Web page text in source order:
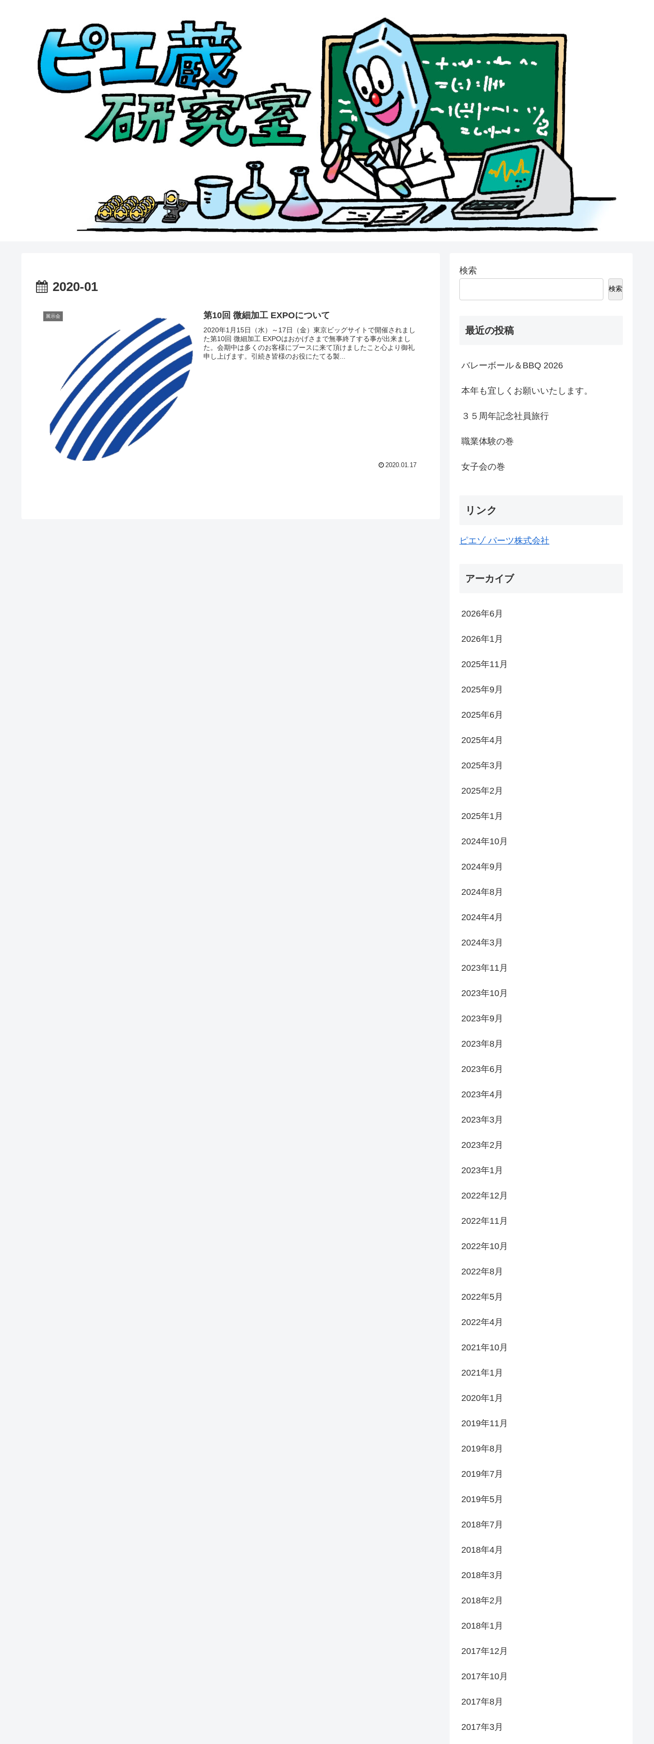
2020-01
展示会 第10回 微細加工 EXPOについて
2020年1月15日（水）～17日（金）東京ビッグサイトで開催されまし
た第10回 微細加工 EXPOはおかげさまで無事終了する事が出来まし
た。会期中は多くのお客様にブースに来て頂けましたこと心より御礼
申し上げます。引続き皆様のお役にたてる製...
2020.01.17
検索
検索
最近の投稿
バレーボール＆BBQ 2026
本年も宜しくお願いいたします。
３５周年記念社員旅行
職業体験の巻
女子会の巻
リンク
ピエゾ パーツ株式会社
アーカイブ
2026年6月
2026年1月
2025年11月
2025年9月
2025年6月
2025年4月
2025年3月
2025年2月
2025年1月
2024年10月
2024年9月
2024年8月
2024年4月
2024年3月
2023年11月
2023年10月
2023年9月
2023年8月
2023年6月
2023年4月
2023年3月
2023年2月
2023年1月
2022年12月
2022年11月
2022年10月
2022年8月
2022年5月
2022年4月
2021年10月
2021年1月
2020年1月
2019年11月
2019年8月
2019年7月
2019年5月
2018年7月
2018年4月
2018年3月
2018年2月
2018年1月
2017年12月
2017年10月
2017年8月
2017年3月